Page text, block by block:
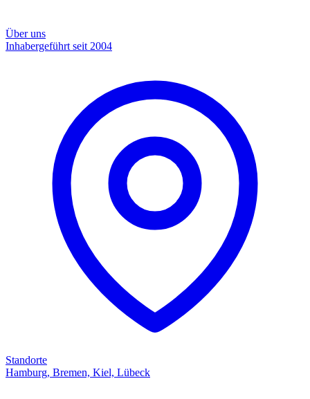
Über uns
Inhabergeführt seit 2004
Standorte
Hamburg, Bremen, Kiel, Lübeck